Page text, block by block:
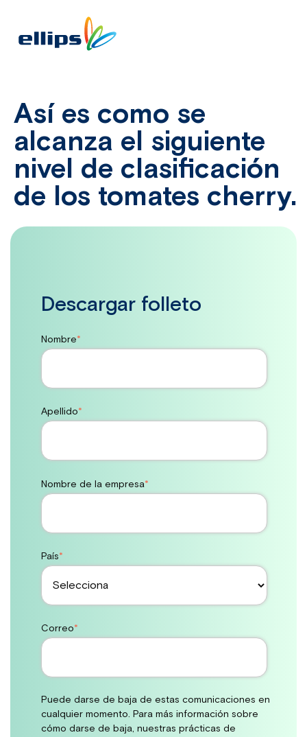
Así es como se
alcanza el siguiente
nivel de clasificación
de los tomates cherry.
Descargar folleto
Nombre*
Apellido*
Nombre de la empresa*
País*
Correo*
Puede darse de baja de estas comunicaciones en
cualquier momento. Para más información sobre
cómo darse de baja, nuestras prácticas de